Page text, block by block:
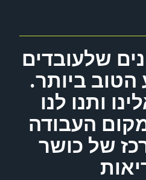
שלעובדים
ביותר.
ותנו לנו
העבודה
של כושר